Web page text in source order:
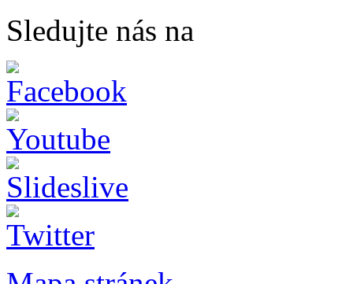
Sledujte nás na